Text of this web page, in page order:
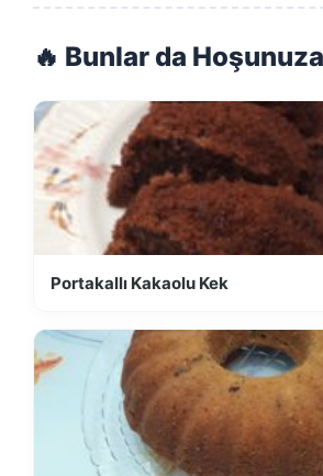
🔥 Bunlar da
Portakallı Kakaolu Kek